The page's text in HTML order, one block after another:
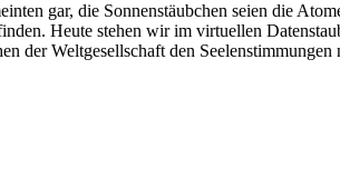
gar, die Sonnenstäubchen seien die
Heute stehen wir im virtuellen
Weltgesellschaft den